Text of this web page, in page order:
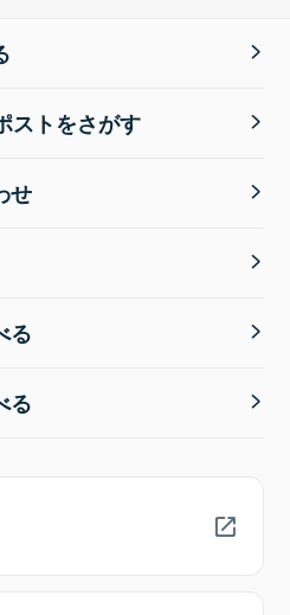
ストをさがす
せ
る
る